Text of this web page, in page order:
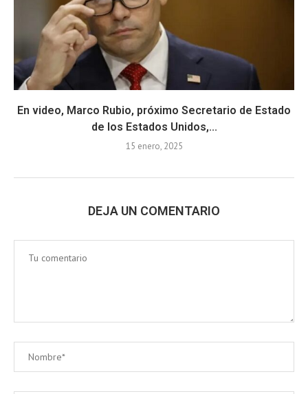
En video, Marco Rubio, próximo Secretario de Estado
de los Estados Unidos,...
15 enero, 2025
DEJA UN COMENTARIO